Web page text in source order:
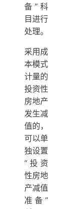
备”科
目进行
处理。
采用成
本模式
计量的
投资性
房地产
发生减
值的，
可以单
独设置
“投资
性房地
产减值
准备”